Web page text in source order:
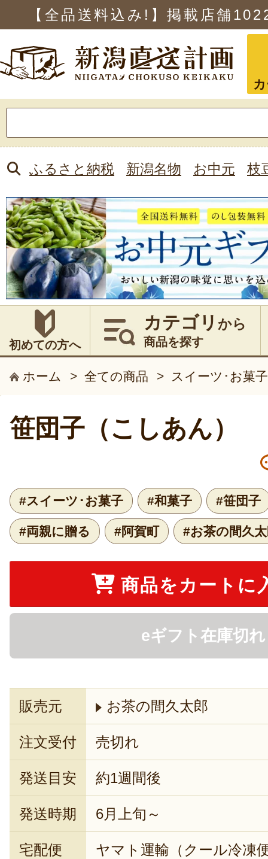
【全品送料込み!】掲載店舗
索:
ふるさと納税 新潟名物 お中元 枝
初めての方へ
カテゴリ から
商品を探す
ホーム > 全ての商品 > スイーツ･お菓子
笹団子（こしあん）
#スイーツ･お菓子 #和菓子 #笹団子
#両親に贈る #阿賀町 #お茶の間久
商品をカートに
eギフト在庫切れ
販売元 お茶の間久太郎
注文受付 売切れ
発送目安 約1週間後
発送時期 6月上旬～
宅配便 ヤマト運輸（クール冷凍